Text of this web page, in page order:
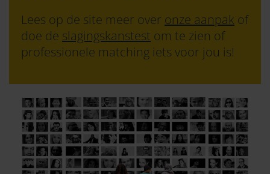
Lees op de site meer over onze aanpak of
doe de slagingskanstest om te zien of
professionele matching iets voor jou is!